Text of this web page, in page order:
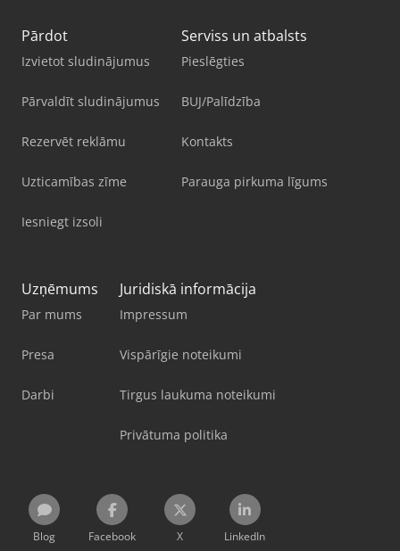
Pārdot
Izvietot sludinājumus
Pārvaldīt sludinājumus
Rezervēt reklāmu
Uzticamības zīme
Iesniegt izsoli
Serviss un atbalsts
Pieslēgties
BUJ/Palīdzība
Kontakts
Parauga pirkuma līgums
Uzņēmums
Par mums
Presa
Darbi
Juridiskā informācija
Impressum
Vispārīgie noteikumi
Tirgus laukuma noteikumi
Privātuma politika
Blog Facebook X LinkedIn